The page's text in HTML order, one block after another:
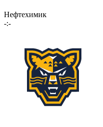
Нефтехимик
-:-